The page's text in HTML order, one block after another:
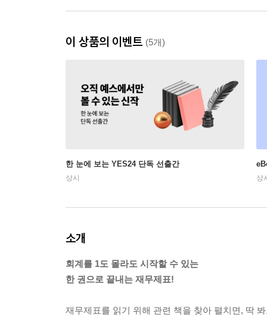
이 상품의 이벤트 (5개)
한 눈에 보는 YES24 단독 선출간
상시 상
소개
회계를 1도 몰라도 시작할 수 있는
한 권으로 끝내는 재무제표!
재무제표를 읽기 위해 관련 책을 찾아 펼치면, 딱